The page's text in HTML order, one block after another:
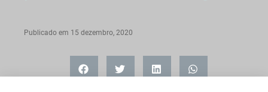
Publicado em 15 dezembro, 2020